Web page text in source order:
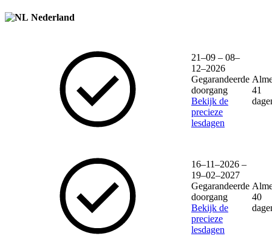
Nederland
21–09 – 08–
12–2026
Gegarandeerde
doorgang
Bekijk de
precieze
lesdagen
41
16–11–2026 –
19–02–2027
Gegarandeerde
doorgang
Bekijk de
precieze
lesdagen
40